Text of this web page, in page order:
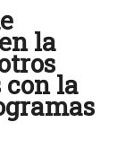
la
con la